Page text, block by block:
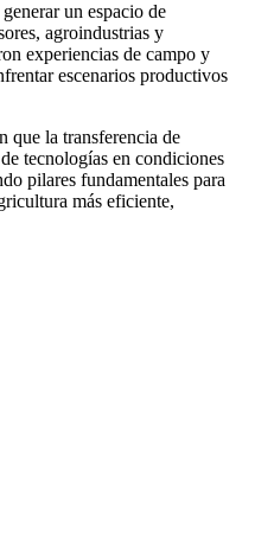
un espacio de
agroindustrias y
experiencias de campo y
escenarios productivos
que la transferencia de
tecnologías en condiciones
pilares fundamentales para
más eficiente,